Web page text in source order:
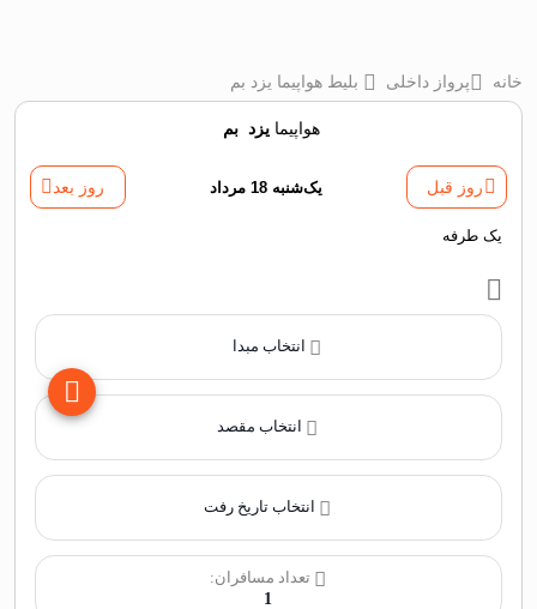
خانه پرواز داخلی بلیط هواپیما یزد بم
هواپیمایزد ‌بم
روز قبل یک‌شنبه 18 مرداد روز بعد
یک طرفه
انتخاب مبدا
انتخاب مقصد
تعداد مسافران:
1